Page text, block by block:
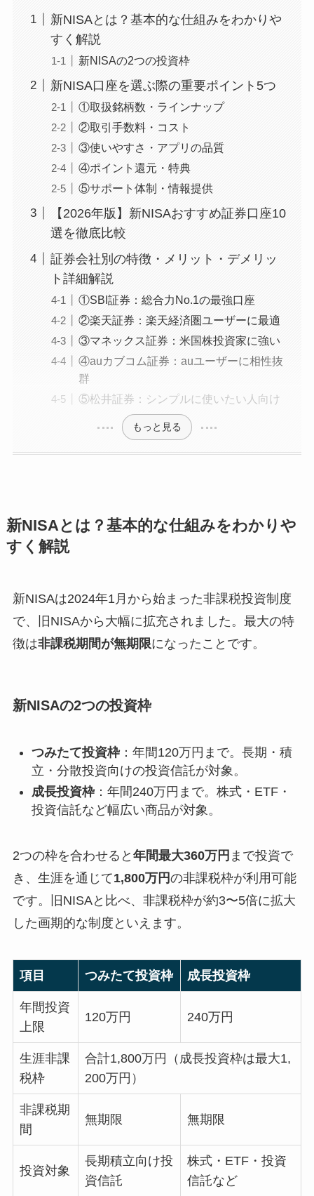
新NISAとは？基本的な仕組みをわかりや
すく解説
新NISAの2つの投資枠
新NISA口座を選ぶ際の重要ポイント5つ
①取扱銘柄数・ラインナップ
②取引手数料・コスト
③使いやすさ・アプリの品質
④ポイント還元・特典
⑤サポート体制・情報提供
【2026年版】新NISAおすすめ証券口座10
選を徹底比較
証券会社別の特徴・メリット・デメリッ
ト詳細解説
①SBI証券：総合力No.1の最強口座
②楽天証券：楽天経済圏ユーザーに最適
③マネックス証券：米国株投資家に強い
④auカブコム証券：auユーザーに相性抜
群
⑤松井証券：シンプルに使いたい人向け
もっと見る
新NISAとは？基本的な仕組みをわかりや
すく解説
新NISAは2024年1月から始まった非課税投資制度
で、旧NISAから大幅に拡充されました。最大の特
徴は非課税期間が無期限になったことです。
新NISAの2つの投資枠
つみたて投資枠：年間120万円まで。長期・積
立・分散投資向けの投資信託が対象。
成長投資枠：年間240万円まで。株式・ETF・
投資信託など幅広い商品が対象。
2つの枠を合わせると 年間最大360万円 まで投資で
き、生涯を通じて1,800万円の非課税枠が利用可能
です。旧NISAと比べ、非課税枠が約3〜5倍に拡大
した画期的な制度といえます。
項目 つみたて投資枠 成長投資枠
年間投資
上限
120万円 240万円
生涯非課
税枠
合計1,800万円（成長投資枠は最大1,
200万円）
非課税期
間
無期限 無期限
投資対象
長期積立向け投
資信託
株式・ETF・投資
信託など